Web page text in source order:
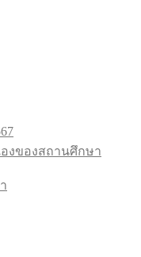
องของสถานศึกษา